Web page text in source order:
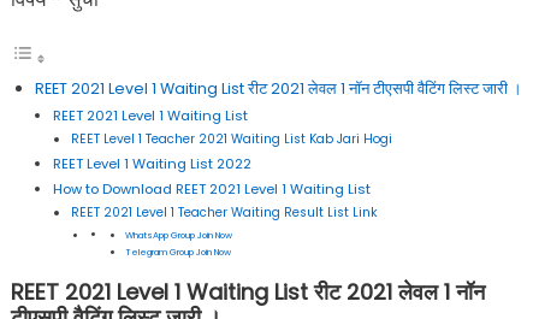
REET 2021 Level 1 Waiting List रीट 2021 लेवल 1 नॉन टीएसपी वैटिंग लिस्ट जारी ।
REET 2021 Level 1 Waiting List
REET Level 1 Teacher 2021 Waiting List Kab Jari Hogi
REET Level 1 Waiting List 2022
How to Download REET 2021 Level 1 Waiting List
REET 2021 Level 1 Teacher Waiting Result List Link
WhatsApp Group Join Now
Telegram Group Join Now
REET 2021 Level 1 Waiting List रीट 2021 लेवल 1 नॉन